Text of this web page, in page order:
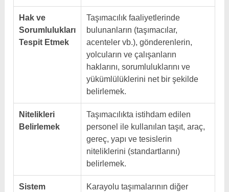
Hak ve
Sorumlulukları
Tespit Etmek
Taşımacılık faaliyetlerinde
bulunanların (taşımacılar,
acenteler vb.), gönderenlerin,
yolcuların ve çalışanların
haklarını, sorumluluklarını ve
yükümlülüklerini net bir şekilde
belirlemek.
Nitelikleri
Belirlemek
Taşımacılıkta istihdam edilen
personel ile kullanılan taşıt, araç,
gereç, yapı ve tesislerin
niteliklerini (standartlarını)
belirlemek.
Sistem
Karayolu taşımalarının diğer